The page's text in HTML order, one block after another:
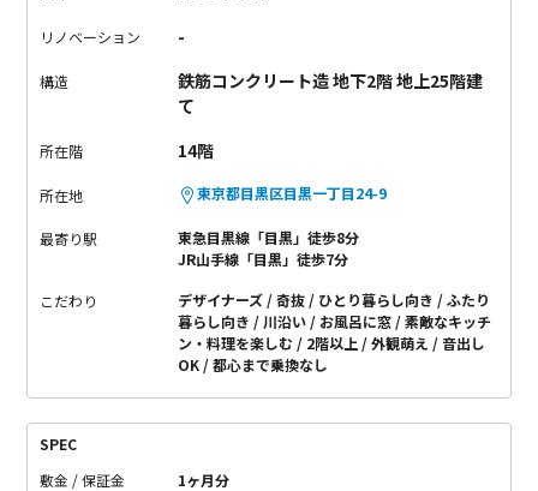
リノベーション -
構造
鉄筋コンクリート造 地下2階 地上25階建
て
所在階 14階
所在地 東京都目黒区目黒一丁目24-9
最寄り駅
東急目黒線「目黒」徒歩8分
JR山手線「目黒」徒歩7分
こだわり デザイナーズ 奇抜 ひとり暮らし向き
ふたり
暮らし向き
川沿い お風呂に窓
素敵なキッチ
ン・料理を楽しむ
2階以上 外観萌え
音出し
OK
都心まで乗換なし
SPEC
敷金 / 保証金
1ヶ月分